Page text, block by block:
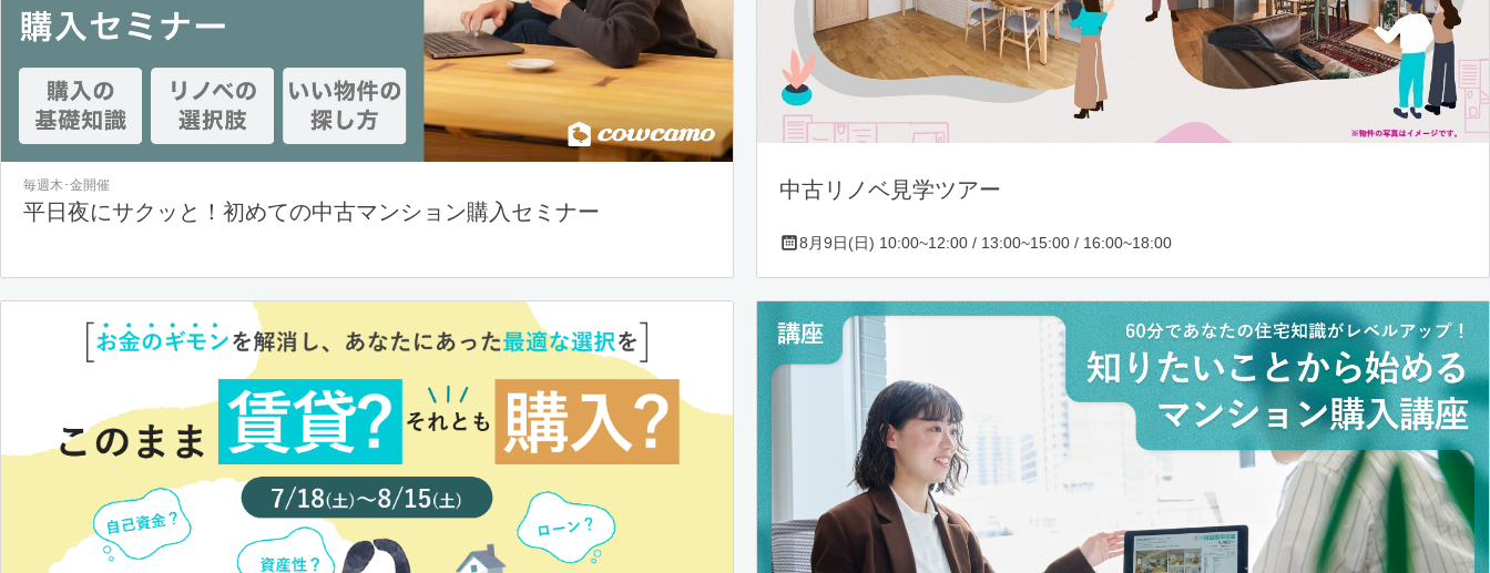
毎週木･金開催
平日夜にサクッと！初めての中古マンション購入セミナー
中古リノベ見学ツアー
8月9日(日) 10:00~12:00 / 13:00~15:00 / 16:00~18:00